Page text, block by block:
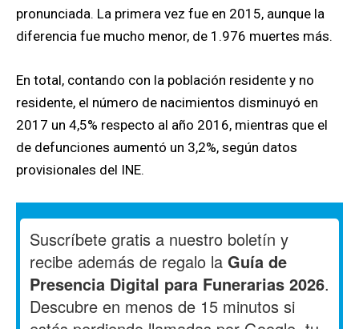
pronunciada. La primera vez fue en 2015, aunque la
diferencia fue mucho menor, de 1.976 muertes más.
En total, contando con la población residente y no
residente, el número de nacimientos disminuyó en
2017 un 4,5% respecto al año 2016, mientras que el
de defunciones aumentó un 3,2%, según datos
provisionales del INE.